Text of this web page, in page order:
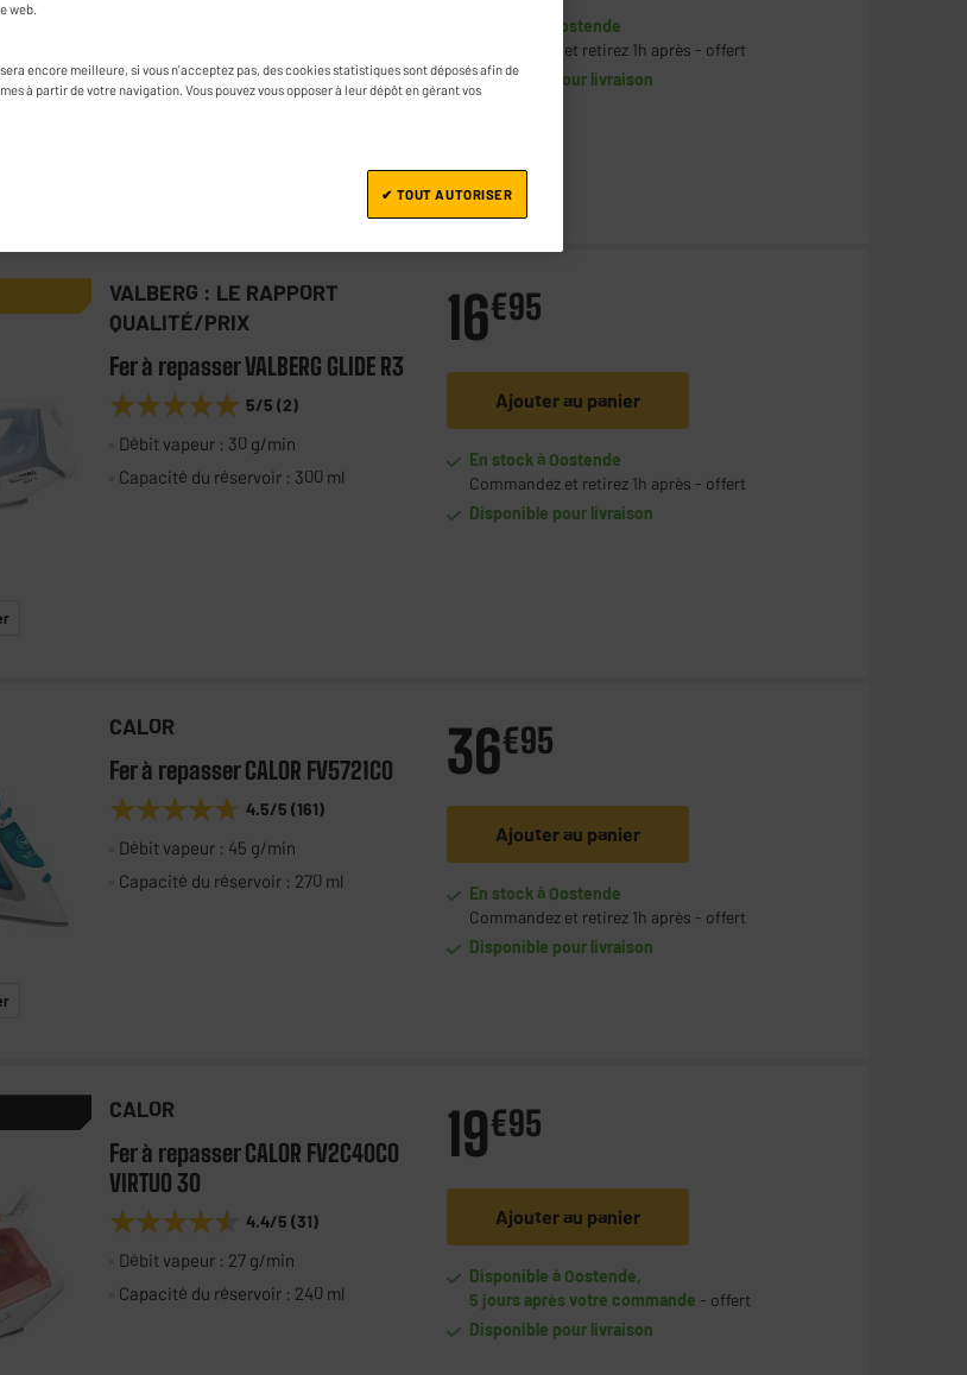
En stock à Oostende
Commandez et retirez 1h après - offert
Disponible pour livraison
VALBERG : LE RAPPORT
QUALITÉ/PRIX
Fer à repasser VALBERG GLIDE R3
★★★★★
★★★★★ 5/5 (2)
Débit vapeur : 30 g/min
Capacité du réservoir : 300 ml
16€95
Ajouter au panier
En stock à Oostende
Commandez et retirez 1h après - offert
Disponible pour livraison
CALOR
Fer à repasser CALOR FV5721C0
★★★★★
★★★★★ 4.5/5 (161)
Débit vapeur : 45 g/min
Capacité du réservoir : 270 ml
36€95
Ajouter au panier
En stock à Oostende
Commandez et retirez 1h après - offert
Disponible pour livraison
CALOR
Fer à repasser CALOR FV2C40C0
VIRTUO 30
★★★★★
★★★★★ 4.4/5 (31)
Débit vapeur : 27 g/min
Capacité du réservoir : 240 ml
19€95
Ajouter au panier
Disponible à Oostende,
5 jours après votre commande - offert
Disponible pour livraison
web.
encore meilleure, si vous n'acceptez pas, des cookies statistiques sont déposés afin de
à partir de votre navigation. Vous pouvez vous opposer à leur dépôt en gérant vos
✔ TOUT AUTORISER